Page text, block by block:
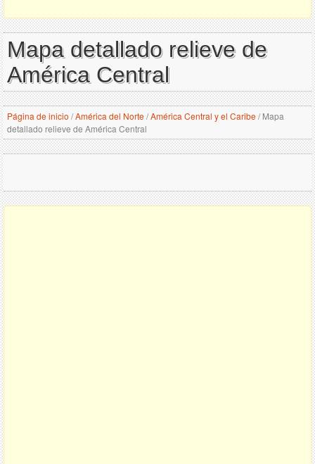
Mapa detallado relieve de
América Central
Página de inicio /América del Norte/América Central y el Caribe/Mapa
detallado relieve de América Central